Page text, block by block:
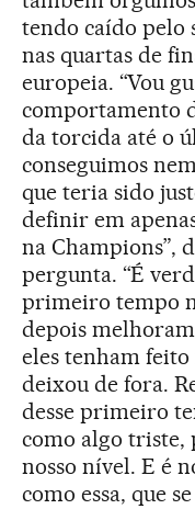
tendo caído pelo
nas quartas de
europeia. “Vou
comportamento
da torcida até o
conseguimos
que teria sido
definir em
na Champions”,
pergunta. “É
primeiro tempo
depois
eles tenham feito
deixou de fora.
desse primeiro
como algo triste,
nosso nível. E é
como essa, que